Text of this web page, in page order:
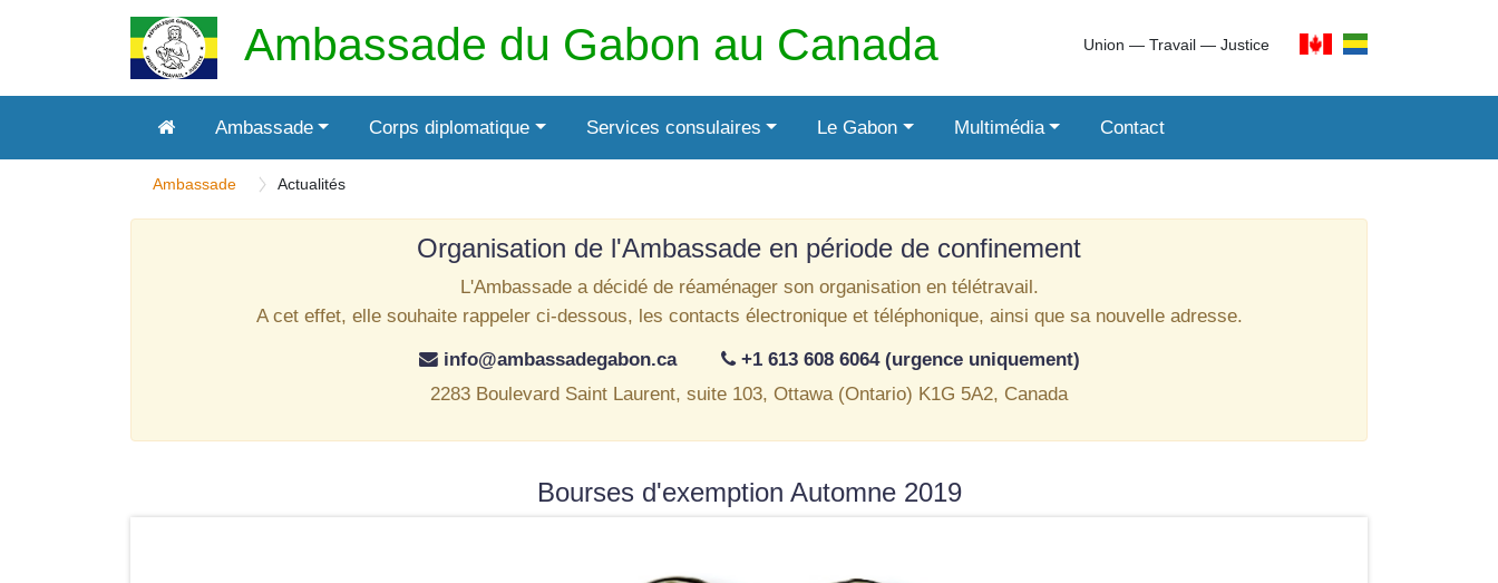
Ambassade du Gabon au Canada Union ― Travail ― Justice
Ambassade Corps diplomatique Services consulaires Le Gabon Multimédia Contact
Ambassade Actualités
Organisation de l'Ambassade en période de confinement
L'Ambassade a décidé de réaménager son organisation en télétravail.
A cet effet, elle souhaite rappeler ci-dessous, les contacts électronique et téléphonique, ainsi que sa nouvelle adresse.
info@ambassadegabon.ca
+1 613 608 6064 (urgence uniquement)
2283 Boulevard Saint Laurent, suite 103, Ottawa (Ontario) K1G 5A2, Canada
Bourses d'exemption Automne 2019